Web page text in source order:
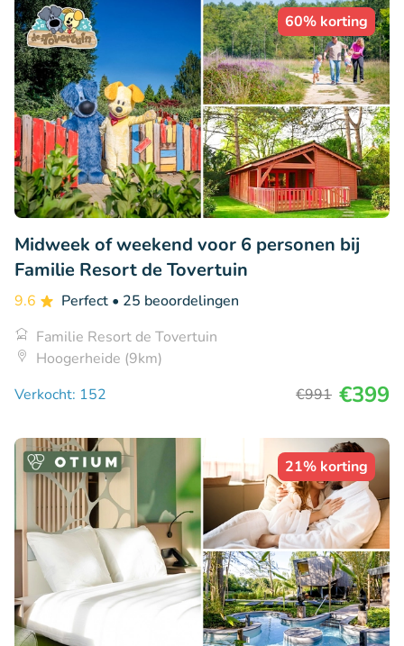
60% korting
Midweek of weekend voor 6 personen bij
Familie Resort de Tovertuin
9.6 Perfect • 25 beoordelingen
Familie Resort de Tovertuin
Hoogerheide (9km)
Verkocht: 152
€991 €399
21% korting